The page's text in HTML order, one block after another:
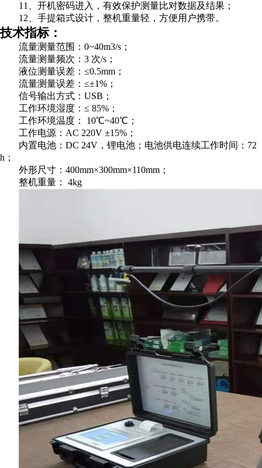
11、开机密码进入，有效保护测量比对数据及结果；
12、手提箱式设计，整机重量轻，方便用户携带。
技术指标：
流量测量范围：0~40m3/s；
流量测量频次：3 次/s；
液位测量误差：≤0.5mm；
流量测量误差：≤±1%；
信号输出方式：USB；
工作环境湿度：≤ 85%；
工作环境温度： 10℃~40℃；
工作电源：AC 220V ±15%；
内置电池：DC 24V，锂电池；电池供电连续工作时间：72
h；
外形尺寸：400mm×300mm×110mm；
整机重量： 4kg